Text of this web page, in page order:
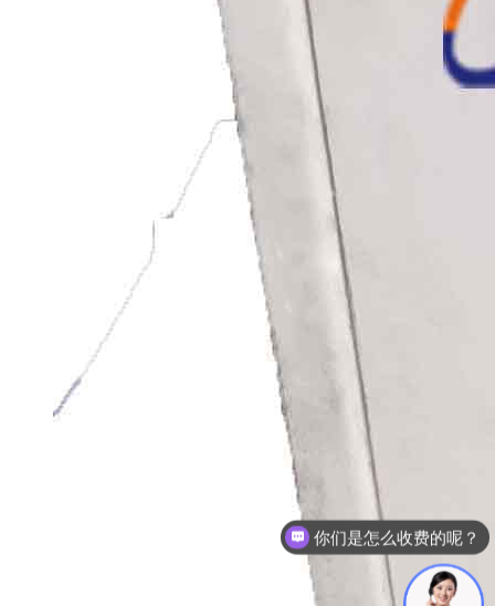
你们是怎么收费的呢？
现在有优惠活动么？